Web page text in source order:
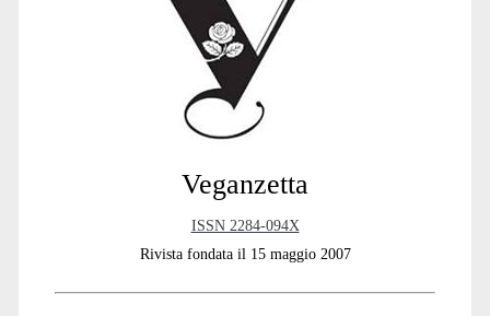
Veganzetta
ISSN 2284-094X
Rivista fondata il 15 maggio 2007